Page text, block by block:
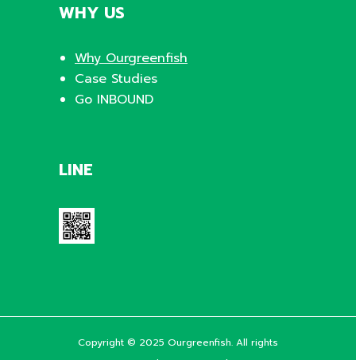
WHY US
Why Ourgreenfish
Case Studies
Go INBOUND
LINE
Copyright © 2025 Ourgreenfish. All rights